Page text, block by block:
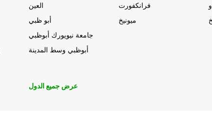
العين
أبو ظبي
جامعة نيويورك أبوظبي
أبوظبي وسط المدينة
فرانكفورت
ميونيخ
عرض جميع الدول